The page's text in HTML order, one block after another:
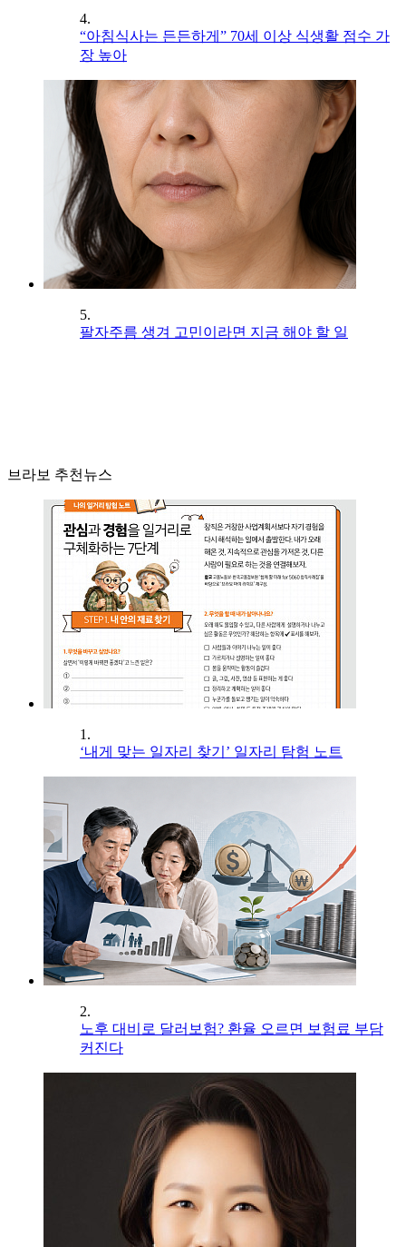
4.
“아침식사는 든든하게” 70세 이상 식생활 점수 가
장 높아
5.
팔자주름 생겨 고민이라면 지금 해야 할 일
브라보 추천뉴스
1.
‘내게 맞는 일자리 찾기’ 일자리 탐험 노트
2.
노후 대비로 달러보험? 환율 오르면 보험료 부담
커진다